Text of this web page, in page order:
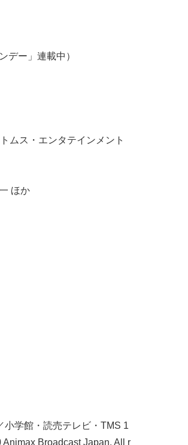
デー」連載中）
ムス・エンタテインメント
ほか
学館・読売テレビ・TMS 1
Broadcast Japan. All r